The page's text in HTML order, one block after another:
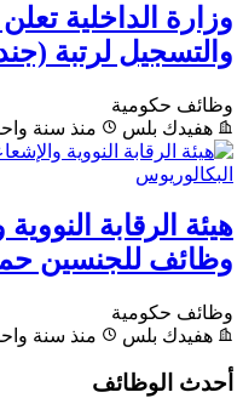
وزارة الداخلية
والتسجيل لرتبة
وظائف حكومية
هفيدك بلس
منذ سنة
وظائف للجنسين
وظائف حكومية
هفيدك بلس
منذ سنة
أحدث الوظائف